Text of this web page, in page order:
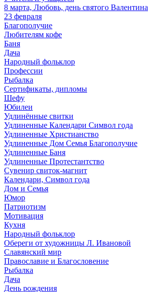
8 марта, Любовь, день святого Валентина
23 февраля
Благополучие
Любителям кофе
Баня
Дача
Народный фольклор
Профессии
Рыбалка
Сертификаты, дипломы
Шефу
Юбилеи
Удлинённые свитки
Удлиненные Календари Символ года
Удлиненные Христианство
Удлиненные Дом Семья Благополучие
Удлиненные Баня
Удлиненные Протестантство
Сувенир свиток-магнит
Календари, Символ года
Дом и Семья
Юмор
Патриотизм
Мотивация
Кухня
Народный фольклор
Обереги от художницы Л. Ивановой
Славянский мир
Православие и Благословение
Рыбалка
Дача
День рождения